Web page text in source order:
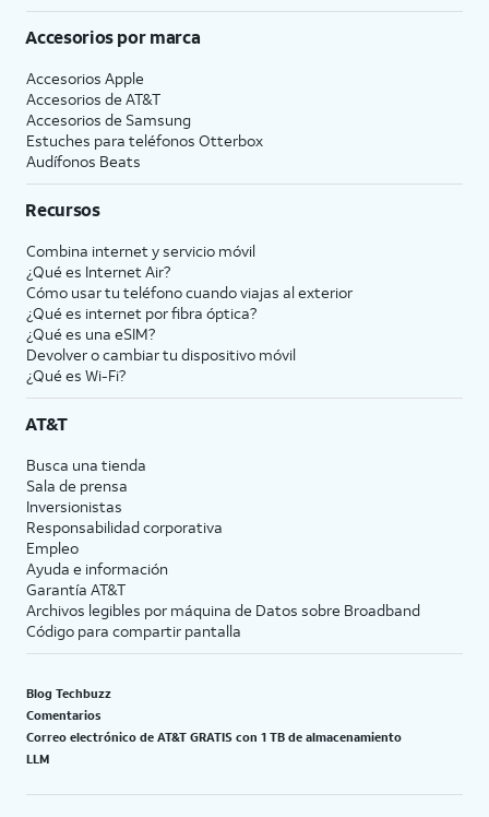
Accesorios por marca
Accesorios Apple
Accesorios de AT&T
Accesorios de Samsung
Estuches para teléfonos Otterbox
Audífonos Beats
Recursos
Combina internet y servicio móvil
¿Qué es Internet Air?
Cómo usar tu teléfono cuando viajas al exterior
¿Qué es internet por fibra óptica?
¿Qué es una eSIM?
Devolver o cambiar tu dispositivo móvil
¿Qué es Wi-Fi?
AT&T
Busca una tienda
Sala de prensa
Inversionistas
Responsabilidad corporativa
Empleo
Ayuda e información
Garantía AT&T
Archivos legibles por máquina de Datos sobre Broadband
Código para compartir pantalla
Blog Techbuzz
Comentarios
Correo electrónico de AT&T GRATIS con 1 TB de almacenamiento
LLM